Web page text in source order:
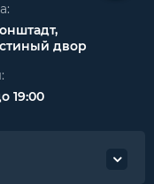
двор
19:00